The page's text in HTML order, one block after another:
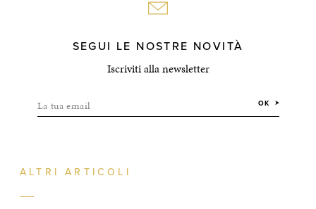
SEGUI LE NOSTRE NOVITÀ
Iscriviti alla newsletter
La tua email OK
ALTRI ARTICOLI